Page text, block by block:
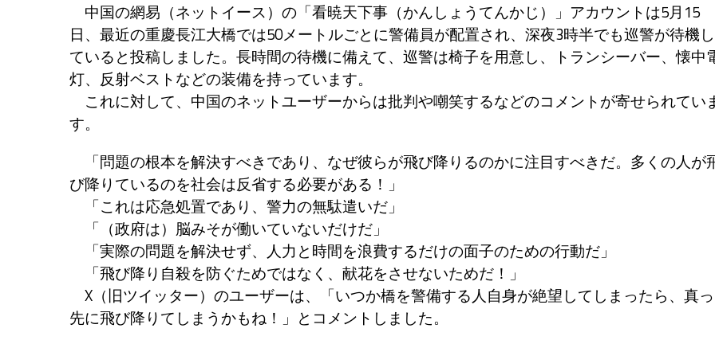
中国の網易（ネットイース）の「看暁天下事（かんしょうてんかじ）」アカウントは5月15
日、最近の重慶長江大橋では50メートルごとに警備員が配置され、深夜3時半でも巡警が待機し
ていると投稿しました。長時間の待機に備えて、巡警は椅子を用意し、トランシーバー、懐中
灯、反射ベストなどの装備を持っています。
これに対して、中国のネットユーザーからは批判や嘲笑するなどのコメントが寄せられてい
す。
「問題の根本を解決すべきであり、なぜ彼らが飛び降りるのかに注目すべきだ。多くの人が
び降りているのを社会は反省する必要がある！」
「これは応急処置であり、警力の無駄遣いだ」
「（政府は）脳みそが働いていないだけだ」
「実際の問題を解決せず、人力と時間を浪費するだけの面子のための行動だ」
「飛び降り自殺を防ぐためではなく、献花をさせないためだ！」
X（旧ツイッター）のユーザーは、「いつか橋を警備する人自身が絶望してしまったら、真っ
先に飛び降りてしまうかもね！」とコメントしました。